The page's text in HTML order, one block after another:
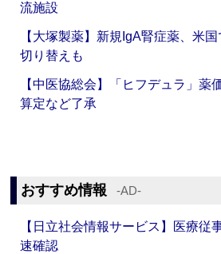
流施設
【大塚製薬】新規IgA腎症薬、米
切り替えも
【中医協総会】「ヒフデュラ」薬
算定など了承
おすすめ情報 ‐AD‐
【日立社会情報サービス】医療従
速確認